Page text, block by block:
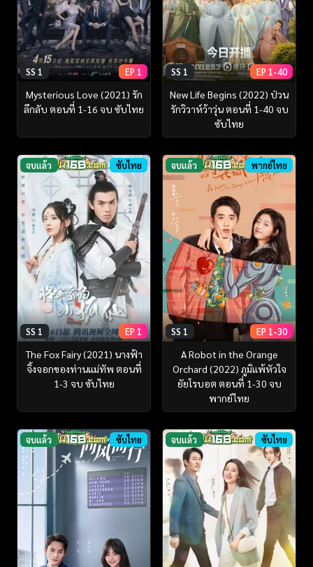
SS 1 EP 1
Mysterious Love (2021) รัก
ลึกลับ ตอนที่ 1-16 จบ ซับไทย
SS 1 EP 1-40
New Life Begins (2022) ป่วน
รักวิวาห์ว้าวุ่น ตอนที่ 1-40 จบ
ซับไทย
จบแล้ว ซับไทย
SS 1 EP 1
The Fox Fairy (2021) นางฟ้า
จิ้งจอกของท่านแม่ทัพ ตอนที่
1-3 จบ ซับไทย
จบแล้ว พากย์ไทย
SS 1 EP 1-30
A Robot in the Orange
Orchard (2022) ภูมิแพ้หัวใจ
ยัยโรบอต ตอนที่ 1-30 จบ
พากย์ไทย
จบแล้ว ซับไทย จบแล้ว ซับไทย